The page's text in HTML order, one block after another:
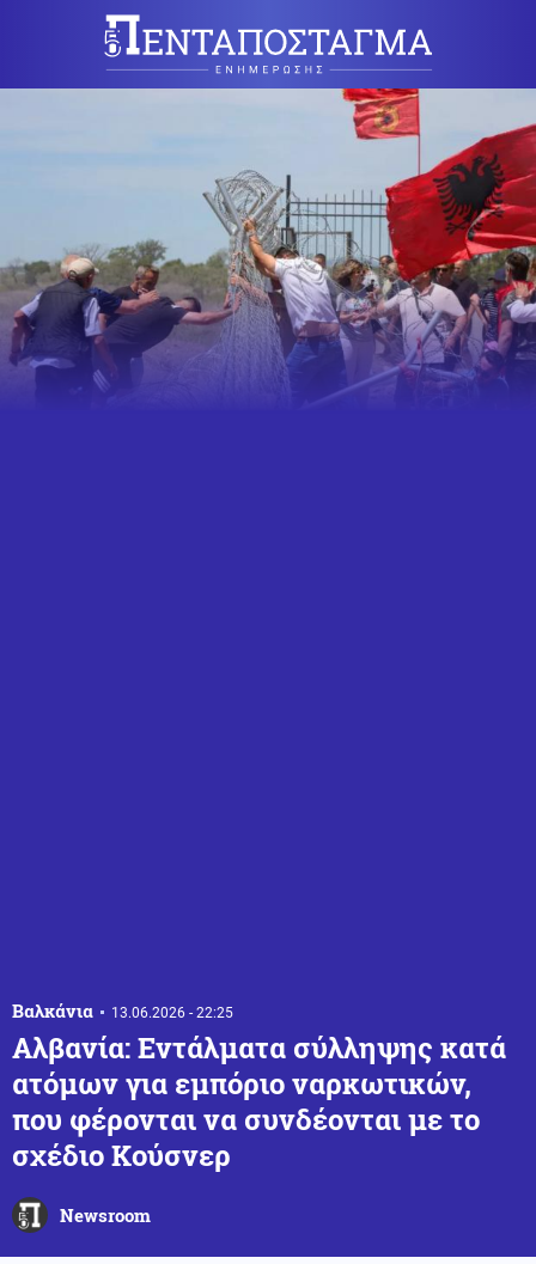
Βαλκάνια 13.06.2026 - 22:25
Αλβανία: Εντάλματα σύλληψης κατά
ατόμων για εμπόριο ναρκωτικών,
που φέρονται να συνδέονται με το
σχέδιο Κούσνερ
Newsroom